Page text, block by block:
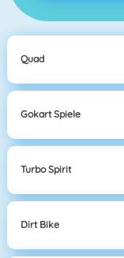
Quad
Gokart Spiele
Turbo Spirit
Dirt Bike